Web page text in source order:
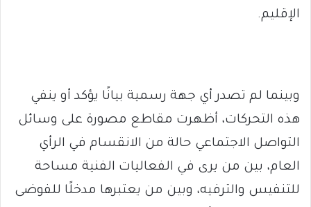
الإقليم.
وبينما لم تصدر أي جهة رسمية بيانًا يؤكد أو ينفي
هذه التحركات، أظهرت مقاطع مصورة على وسائل
التواصل الاجتماعي حالة من الانقسام في الرأي
العام، بين من يرى في الفعاليات الفنية مساحة
للتنفيس والترفيه، وبين من يعتبرها مدخلًا للفوضى